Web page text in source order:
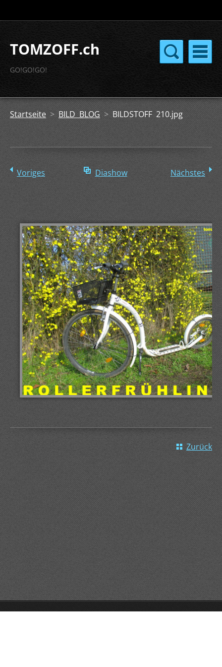
TOMZOFF.ch
GO!GO!GO!
Startseite > BILD BLOG > BILDSTOFF 210.jpg
Voriges Diashow Nächstes
Zurück